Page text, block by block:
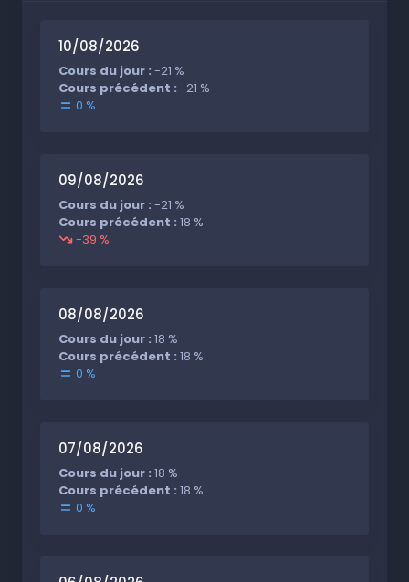
10/08/2026
Cours du jour : -21 %
Cours précédent : -21 %
0 %
09/08/2026
Cours du jour : -21 %
Cours précédent : 18 %
-39 %
08/08/2026
Cours du jour : 18 %
Cours précédent : 18 %
0 %
07/08/2026
Cours du jour : 18 %
Cours précédent : 18 %
0 %